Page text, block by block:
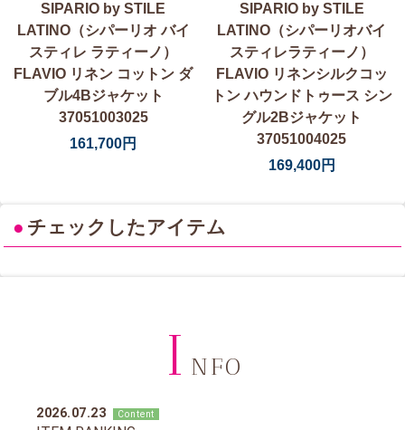
SIPARIO by STILE
LATINO（シパーリオ バイ
スティレ ラティーノ）
FLAVIO リネン コットン ダ
ブル4Bジャケット
37051003025
161,700円
SIPARIO by STILE
LATINO（シパーリオバイ
スティレラティーノ）
FLAVIO リネンシルクコッ
トン ハウンドトゥース シン
グル2Bジャケット
37051004025
169,400円
● チェックしたアイテム
I NFO